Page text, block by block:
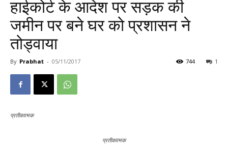
हाईकोर्ट के आदेश पर सड़क की
जमीन पर बने घर को प्रशासन ने
तोड्वाया
By Prabhat - 05/11/2017 1
744
प्रतीकात्मक
प्रतीकात्मक